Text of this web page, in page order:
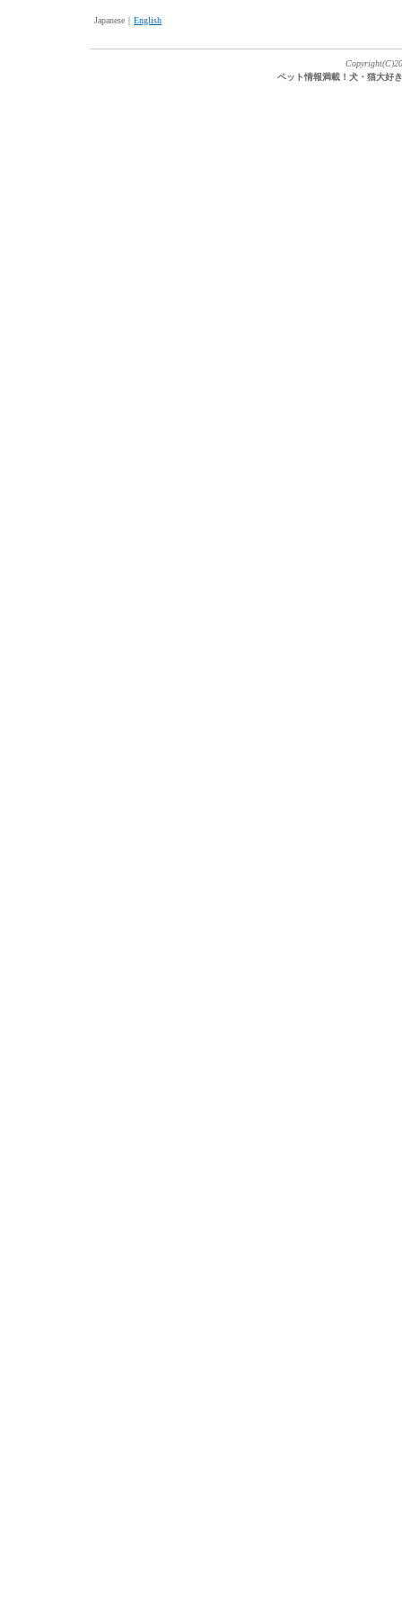
Japanese｜ English
ペット情報満載！犬・猫大好